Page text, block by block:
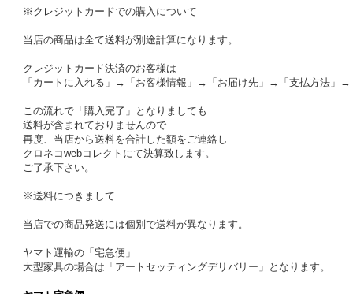
※クレジットカードでの購入について
当店の商品は全て送料が別途計算になります。
クレジットカード決済のお客様は
「カートに入れる」→「お客様情報」→「お届け先」→「支払方法」
この流れで「購入完了」となりましても
送料が含まれておりませんので
再度、当店から送料を合計した額をご連絡し
クロネコwebコレクトにて決算致します。
ご了承下さい。
※送料につきまして
当店での商品発送には個別で送料が異なります。
ヤマト運輸の「宅急便」
大型家具の場合は「アートセッティングデリバリー」となります。